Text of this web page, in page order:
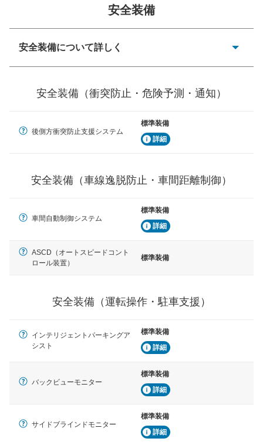
一般的な荷物のサイズの目安
安全装備
安全装備について詳しく
ーキアシスト、ABSなどが装備されています。
見えにくい場所に潜む危険を予測・通知するためのシス
テムなどが装備されています。
車線のはみだしやふらつきを防止するためにレーンキー
プアシストなどが装備されています
安全な車間距離を保ちながら前車を追従するアダプティ
ブ・クルーズ・コントロールなどが装備されています。
運転・駐車支援
駐車をスムーズに行うためにインテリジェンスパーキン
衝撃軽減
るSRSエアバッグシステム、プリテンショナーシートベ
ルトなどが装備されています。
安全装備（衝突防止・危険予測・通知）
後側方衝突防止支援システム
標準装備
詳細
安全装備（車線逸脱防止・車間距離制御）
車間自動制御システム
標準装備
詳細
ASCD（オートスピードコント
ロール装置）
標準装備
安全装備（運転操作・駐車支援）
インテリジェントパーキングア
シスト
標準装備
詳細
バックビューモニター
標準装備
詳細
サイドブラインドモニター
標準装備
詳細